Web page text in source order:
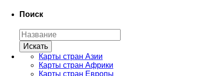
Поиск
Карты стран Азии
Карты стран Африки
Карты стран Европы